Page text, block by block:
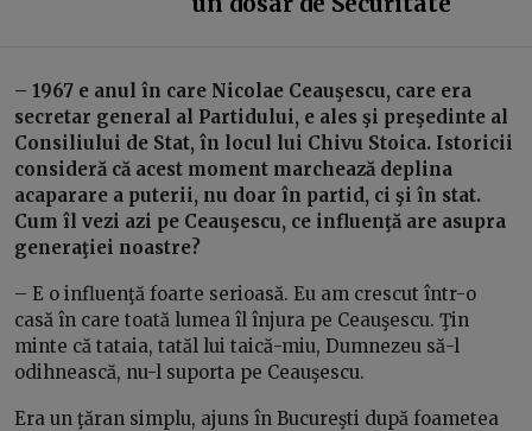
– 1967 e anul în care Nicolae Ceauşescu, care era
secretar general al Partidului, e ales şi preşedinte al
Consiliului de Stat, în locul lui Chivu Stoica. Istoricii
consideră că acest moment marchează deplina
acaparare a puterii, nu doar în partid, ci şi în stat.
Cum îl vezi azi pe Ceauşescu, ce influenţă are asupra
generaţiei noastre?
– E o influenţă foarte serioasă. Eu am crescut într-o
casă în care toată lumea îl înjura pe Ceauşescu. Ţin
minte că tataia, tatăl lui taică-miu, Dumnezeu să-l
odihnească, nu-l suporta pe Ceauşescu.
Era un ţăran simplu, ajuns în Bucureşti după foametea